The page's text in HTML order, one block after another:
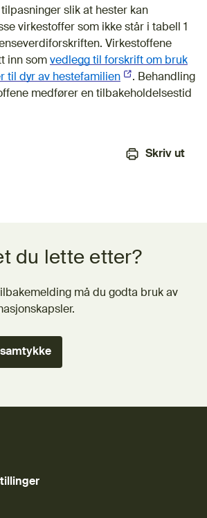
slik at hester kan
virkestoffer som ikke står i tabell 1
Virkestoffene
inn som vedlegg til forskrift om bruk
til dyr av hestefamilien (Ekstern lenke)
. Behandling
medfører en tilbakeholdelsestid
Skriv ut
du lette etter?
må du godta bruk av